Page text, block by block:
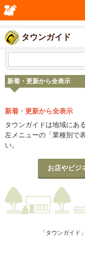
タウンガイド
新着・更新から全表示
新着・更新から全表示
タウンガイドは地域にあ
左メニューの「業種別で
い。
お店やビジ
「タウンガイド